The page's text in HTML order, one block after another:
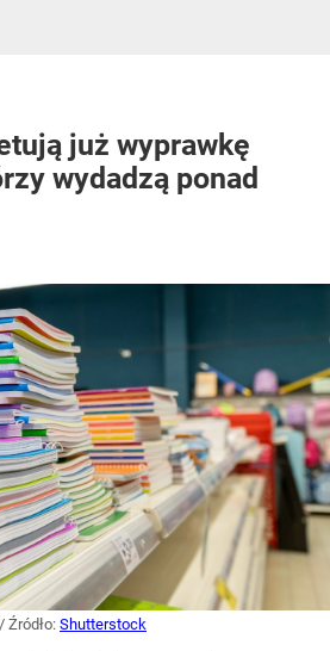
już wyprawkę
wydadzą ponad
/ Źródło: Shutterstock